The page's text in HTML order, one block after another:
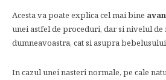
Acesta va poate explica cel mai bine
unei astfel de proceduri, dar si nivelul de
dumneavoastra, cat si asupra bebelusului
In cazul unei nasteri normale, pe cale